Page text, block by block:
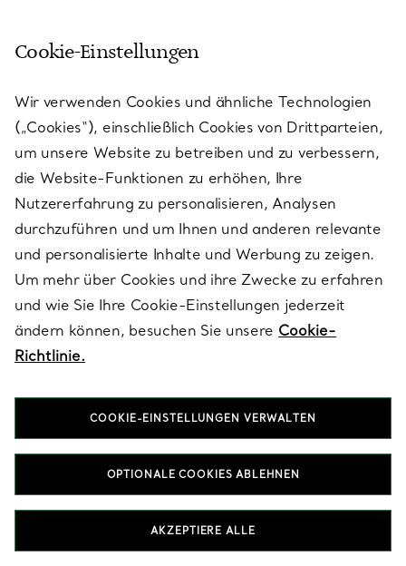
Wie wähle ich einen T by Tiffany Armreifen als
Geschenk für sie aus?
Welche Bedeutung haben Lock by Tiffany
Armreifen?
Geschenk?
Kann man Armreifen übereinander tragen oder
kombinieren, um einen individuellen Look zu
erzielen?
Wie kombiniere ich Armreife für verschiedene
Anlässe?
Gibt es Tiffany Armreife in verschiedenen
Breiten und mit oder ohne Diamanten?
Cookie-Einstellungen
Wir verwenden Cookies und ähnliche Technologien
(„Cookies“), einschließlich Cookies von Drittparteien,
um unsere Website zu betreiben und zu verbessern,
die Website-Funktionen zu erhöhen, Ihre
Nutzererfahrung zu personalisieren, Analysen
durchzuführen und um Ihnen und anderen relevante
und personalisierte Inhalte und Werbung zu zeigen.
Um mehr über Cookies und ihre Zwecke zu erfahren
und wie Sie Ihre Cookie-Einstellungen jederzeit
ändern können, besuchen Sie unsere Cookie-
Richtlinie.
COOKIE-EINSTELLUNGEN VERWALTEN
OPTIONALE COOKIES ABLEHNEN
AKZEPTIERE ALLE